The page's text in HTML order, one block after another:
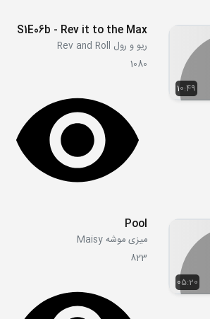
10:49
S1E06b - Rev it to the Max
ریو و رول Rev and Roll
1080
05:20
Pool
میزی موشه Maisy
823